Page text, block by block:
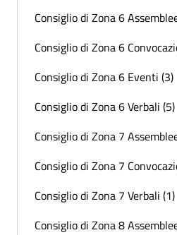
Consiglio di Zona 6
Consiglio di Zona 6
Consiglio di Zona 6 Eventi (3)
Consiglio di Zona 6 Verbali (5)
Consiglio di Zona 7
Consiglio di Zona 7
Consiglio di Zona 7 Verbali (1)
Consiglio di Zona 8